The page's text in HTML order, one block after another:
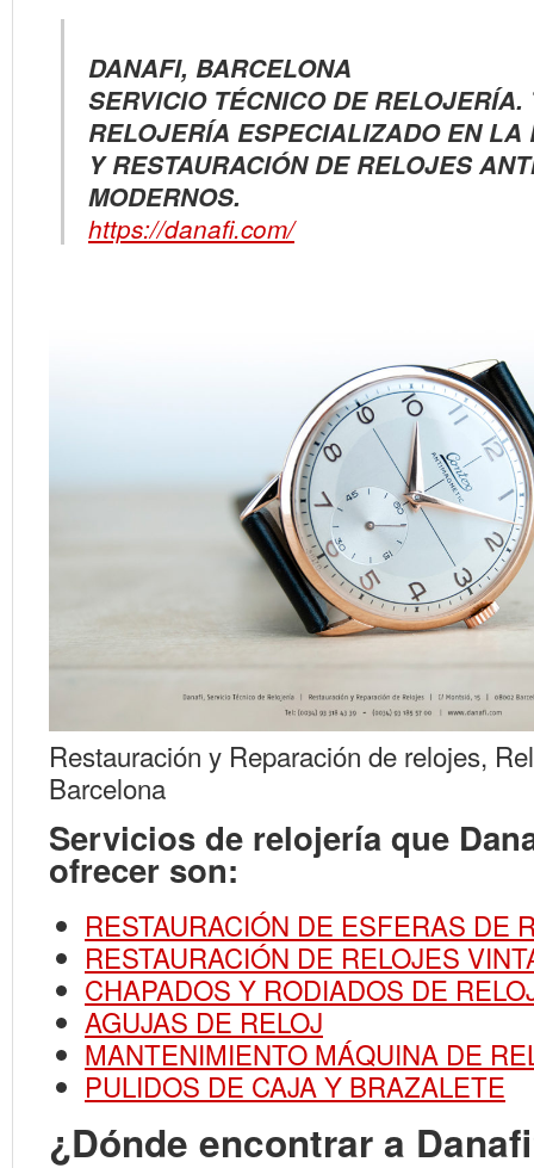
DANAFI, BARCELONA
SERVICIO TÉCNICO DE RELOJERÍA.
RELOJERÍA ESPECIALIZADO EN LA
Y RESTAURACIÓN DE RELOJES
MODERNOS.
https://danafi.com/
Restauración y Reparación de relojes,
Barcelona
Servicios de relojería que
ofrecer son:
RESTAURACIÓN DE ESFERAS DE
RESTAURACIÓN DE RELOJES
CHAPADOS Y RODIADOS DE
AGUJAS DE RELOJ
MANTENIMIENTO MÁQUINA DE
PULIDOS DE CAJA Y BRAZALETE
¿Dónde encontrar a